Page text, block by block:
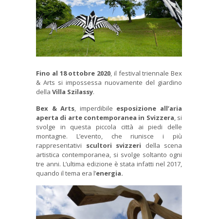
Fino al 18 ottobre 2020, il festival triennale Bex
& Arts si impossessa nuovamente del giardino
della Villa Szilassy.
Bex & Arts, imperdibile esposizione all’aria
aperta di arte contemporanea in Svizzera, si
svolge in questa piccola città ai piedi delle
montagne. L’evento, che riunisce i più
rappresentativi scultori svizzeri della scena
artistica contemporanea, si svolge soltanto ogni
tre anni. L’ultima edizione è stata infatti nel 2017,
quando il tema era l’energia.